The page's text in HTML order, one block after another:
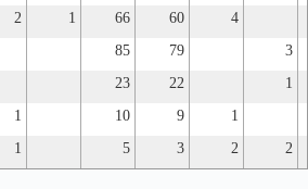
2 1 66 60
4
85 79
3
23 22
1
1 10 9
1
1 5 3 2 2